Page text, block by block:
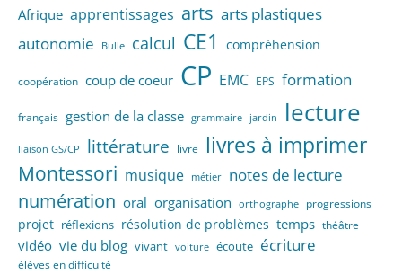
Afrique apprentissages arts arts plastiques
autonomie
Bulle calcul CE1 compréhension
coopération coup de coeur CP EMC EPS formation
français gestion de la classe grammaire jardin lecture
liaison GS/CP littérature livre livres à imprimer
Montessori musique métier notes de lecture
numération oral organisation orthographe progressions
projet réflexions résolution de problèmes temps théâtre
vidéo vie du blog vivant voiture écoute écriture
élèves en difficulté